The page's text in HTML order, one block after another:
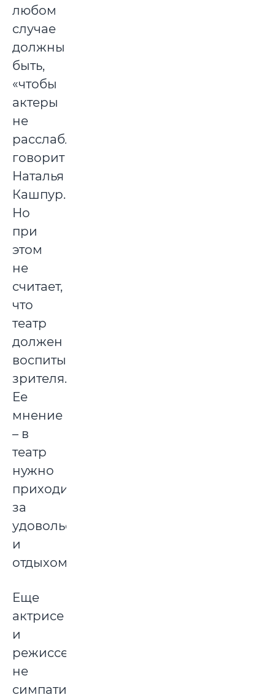
любом
случае
должны
быть,
«чтобы
актеры
не
расслаблялись»,
говорит
Наталья
Кашпур.
Но
при
этом
не
считает,
что
театр
должен
воспитывать
зрителя.
Ее
мнение
– в
театр
нужно
приходить
за
удовольствием
и
отдыхом.
Еще
актрисе
и
режиссеру
не
симпатичен